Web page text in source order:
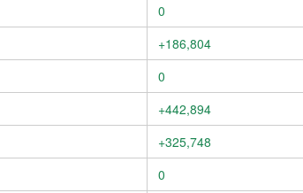
0
+186,804
0
+442,894
+325,748
0